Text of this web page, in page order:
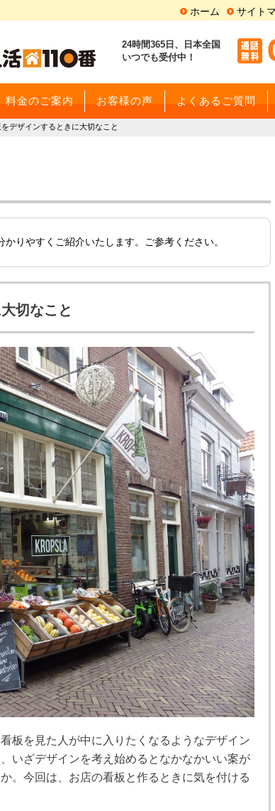
ホーム サイト
24時間365日、
日本全国
いつでも受付中！
料金のご案内 お客様の声 よくあるご質問
デザインするときに大切なこと
りやすくご紹介いたします。ご参考ください。
切なこと
板を見た人が中に入りたくなるようなデザイン
いざデザインを考え始めるとなかなかいい案が
。今回は、お店の看板と作るときに気を付ける